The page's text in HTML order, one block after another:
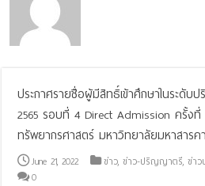
ประกาศรายชื่อผู้มีสิทธิ์เข้าศึกษาในระดั
2565 รอบที่ 4 Direct Admission ครั้ง
ทรัพยากรศาสตร์ มหาวิทยาลัยมหาสารค
June 21, 2022 ข่าว,ข่าว-ปริญญาตรี,ข่า
0